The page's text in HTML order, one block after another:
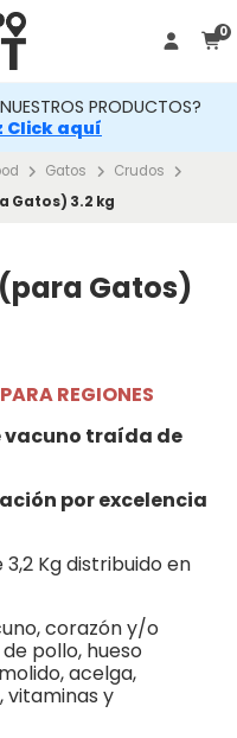
0
PRODUCTOS?
aquí
Gatos
Crudos
Gatos) 3.2 kg
Gatos)
REGIONES
vacuno traída de
por excelencia
Kg distribuido en
corazón y/o
pollo, hueso
acelga,
vitaminas y